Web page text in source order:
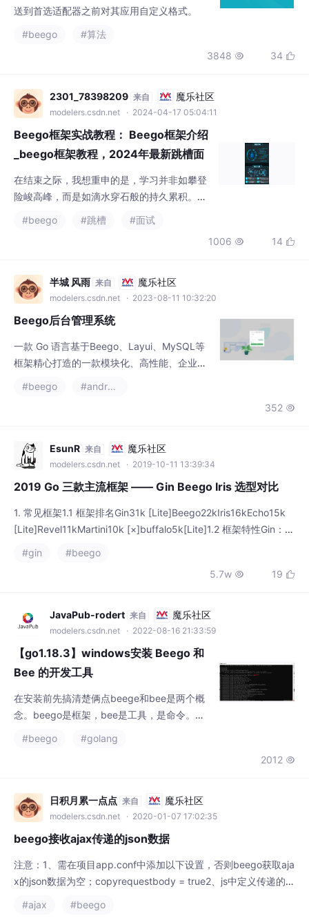
送到首选适配器之前对其应用自定义格式。
#beego
#算法
3848  34 
2301_78398209 来自 魔乐社区
modelers.csdn.net · 2024-04-17 05:04:11
Beego框架实战教程： Beego框架介绍
_beego框架教程，2024年最新跳槽面
试大厂被拒
在结束之际，我想重申的是，学习并非如攀登
险峻高峰，而是如滴水穿石般的持久累积。尤
其当我们步入工作岗位之后，持之以恒的学习
变得愈发不易，如同在茫茫大海中独自划舟，
市场竞争中立于不败之地的关键。一旦停止学
习，我们便如同逆水行舟，不进则退，终将被
时代的洪流所淘汰。因此，不断汲取新知识，
不仅是对自己的提升，更是对自己的一份珍贵
#beego #跳槽
#面试
1006  14 
半城 风雨 来自 魔乐社区
modelers.csdn.net · 2023-08-11 10:32:20
Beego后台管理系统
一款 Go 语言基于Beego、Layui、MySQL等
框架精心打造的一款模块化、高性能、企业级
率的初衷触发，框架自研了一套个性化的组
钮、多选按钮、图片裁剪等等一系列个性化、
轻量级的组件，是一款真正意义上实现组件化
开发的敏捷开发框架。
#beego
#android
352 
EsunR 来自 魔乐社区
modelers.csdn.net · 2019-10-11 13:39:34
2019 Go 三款主流框架 —— Gin Beego Iris 选型对比
1. 常见框架1.1 框架排名Gin31k [Lite]Beego22kIris16kEcho15k
[Lite]Revel11kMartini10k [×]buffalo5k[Lite]1.2 框架特性Gin：Gi
#gin
#beego
5.7w  19 
JavaPub-rodert 来自 魔乐社区
modelers.csdn.net · 2022-08-16 21:33:59
【go1.18.3】windows安装 Beego 和
Bee 的开发工具
在安装前先搞清楚俩点beege和bee是两个概
念。beego是框架，bee是工具，是命令。在
入GO环境中。
#beego
#golang
2012 
日积月累一点点 来自 魔乐社区
modelers.csdn.net · 2020-01-07 17:02:35
beego接收ajax传递的json数据
注意：1、需在项目app.conf中添加以下设置，否则beego获取aja
x的json数据为空；copyrequestbody = true2、js中定义传递的js
递数据为空；根据ajax中设定的json数据组，在beego中定义该结
#ajax
#beego